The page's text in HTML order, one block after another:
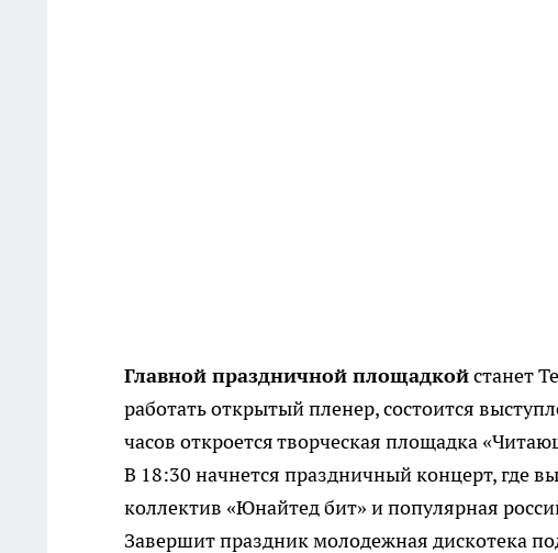
Главной праздничной площадкойстанет
работать открытый пленер, состоится
часов откроется творческая площадка
В 18:30 начнется праздничный концерт, где
коллектив «Юнайтед бит» и популярная
Завершит праздник молодежная дискотека